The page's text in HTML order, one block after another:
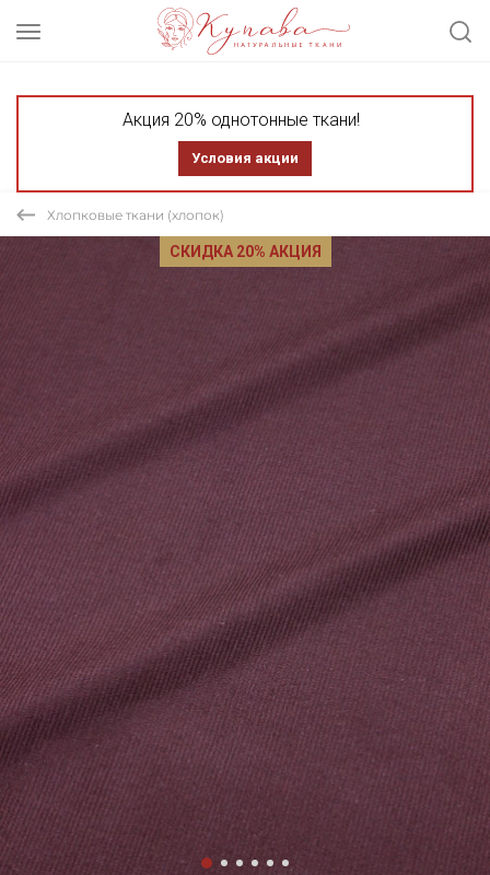
Акция 20% однотонные ткани!
Условия акции
Хлопковые ткани (хлопок)
СКИДКА 20% АКЦИЯ